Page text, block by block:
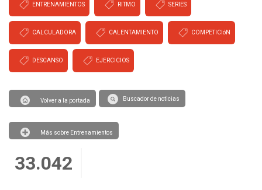
ENTRENAMIENTOS RITMO SERIES
CALCULADORA CALENTAMIENTO COMPETICIóN
DESCANSO EJERCICIOS
Volver a la portada Buscador de noticias
Más sobre Entrenamientos
33.042